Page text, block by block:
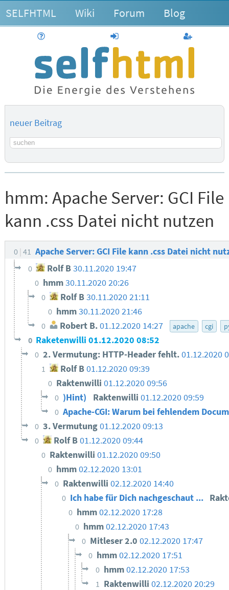
SELFHTML Wiki Forum Blog
anmelden
neuer Beitrag
Suchbegriff
hmm: Apache Server: GCI File
kann .css Datei nicht nutzen
0 41 Apache Server: GCI File kann .css Datei nicht
0 Rolf B30.11.2020 19:47
0 hmm30.11.2020 20:26
0 Rolf B 30.11.2020 21:11
0 hmm30.11.2020 21:46
0 Robert B.01.12.2020 14:27 apache cgi
0 Raketenwilli01.12.2020 08:52
0 2. Vermutung: HTTP-Header fehlt.01.12.2020
1 Rolf B 01.12.2020 09:39
0 Raktenwilli01.12.2020 09:56
0 )Hint) Raktenwilli01.12.2020 09:59
0 Apache-CGI: Warum bei fehlendem
0 3. Vermutung01.12.2020 09:13
0 Rolf B01.12.2020 09:44
0 Raktenwilli 01.12.2020 09:50
0 hmm02.12.2020 13:01
0 Raktenwilli02.12.2020 14:40
0 Ich habe für Dich nachgeschaut ...
0 hmm02.12.2020 17:28
0 hmm02.12.2020 17:43
0 Mitleser 2.002.12.2020 17:47
0 hmm02.12.2020 17:51
0 hmm02.12.2020 17:53
1 Raktenwilli 02.12.2020 20:29